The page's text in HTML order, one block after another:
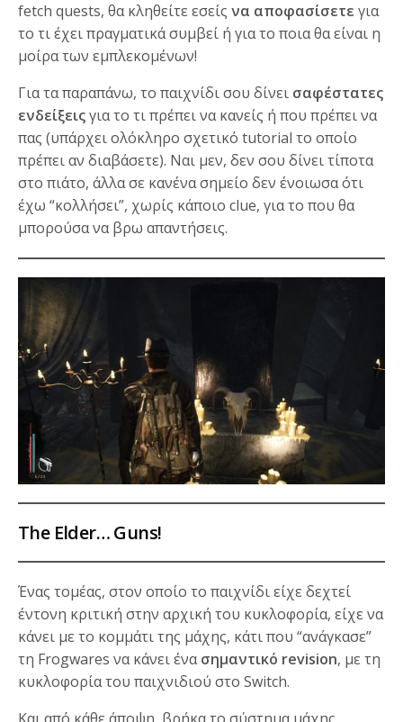
fetch quests, θα κληθείτε εσείςνα αποφασίσετε για
το τι έχει πραγματικά συμβεί ή για το ποια θα είναι η
μοίρα των εμπλεκομένων!
Για τα παραπάνω, το παιχνίδι σου δίνει σαφέστατες
ενδείξειςγια το τι πρέπει να κανείς ή που πρέπει να
πας (υπάρχει ολόκληρο σχετικό tutorial το οποίο
πρέπει αν διαβάσετε). Ναι μεν, δεν σου δίνει τίποτα
στο πιάτο, άλλα σε κανένα σημείο δεν ένοιωσα ότι
έχω “κολλήσει”, χωρίς κάποιο clue, για το που θα
μπορούσα να βρω απαντήσεις.
The Elder… Guns!
Ένας τομέας, στον οποίο το παιχνίδι είχε δεχτεί
έντονη κριτική στην αρχική του κυκλοφορία, είχε να
κάνει με το κομμάτι της μάχης, κάτι που “ανάγκασε”
τη Frogwares να κάνει ένασημαντικό revision, με τη
κυκλοφορία του παιχνιδιού στο Switch.